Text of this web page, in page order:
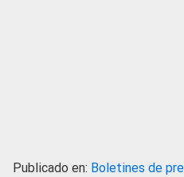
Publicado en: Boletines de